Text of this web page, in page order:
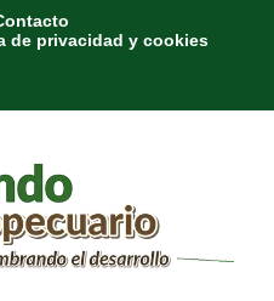
de privacidad y cookies